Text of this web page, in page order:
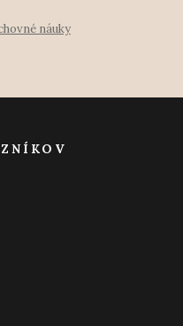
náuky